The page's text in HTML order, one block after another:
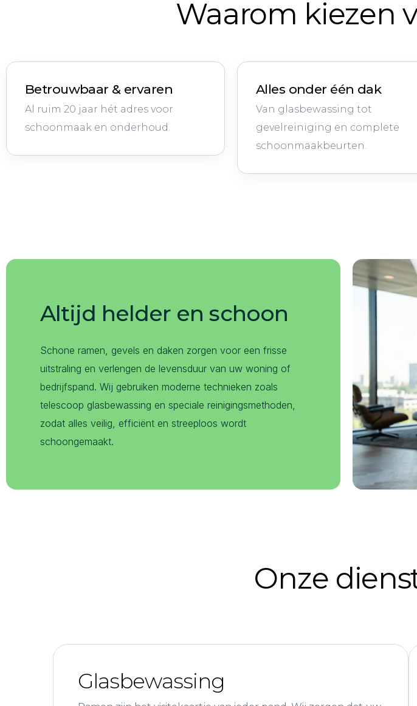
Waarom kiezen
Betrouwbaar & ervaren
Al ruim 20 jaar hét adres voor
schoonmaak en onderhoud.
Alles onder één dak
Van glasbewassing tot
gevelreiniging en complete
schoonmaakbeurten.
Altijd helder en schoon
Schone ramen, gevels en daken zorgen voor een frisse
uitstraling en verlengen de levensduur van uw woning of
bedrijfspand. Wij gebruiken moderne technieken zoals
telescoop glasbewassing en speciale reinigingsmethoden,
zodat alles veilig, efficiënt en streeploos wordt
schoongemaakt.
Onze
Glasbewassing